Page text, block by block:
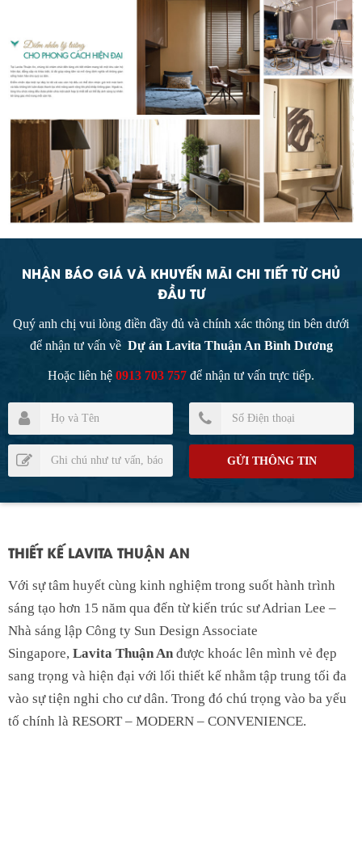
NHẬN BÁO GIÁ VÀ KHUYẾN MÃI CHI TIẾT TỪ CHỦ
ĐẦU TƯ
Quý anh chị vui lòng điền đầy đủ và chính xác thông tin bên dưới
để nhận tư vấn về Dự án Lavita Thuận An Bình Dương
Hoặc liên hệ 0913 703 757 để nhận tư vấn trực tiếp.
THIẾT KẾ LAVITA THUẬN AN
Với sự tâm huyết cùng kinh nghiệm trong suốt hành trình
sáng tạo hơn 15 năm qua đến từ kiến trúc sư Adrian Lee –
Nhà sáng lập Công ty Sun Design Associate
Singapore, Lavita Thuận An được khoác lên mình vẻ đẹp
sang trọng và hiện đại với lối thiết kế nhằm tập trung tối đa
vào sự tiện nghi cho cư dân. Trong đó chú trọng vào ba yếu
tố chính là RESORT – MODERN – CONVENIENCE.